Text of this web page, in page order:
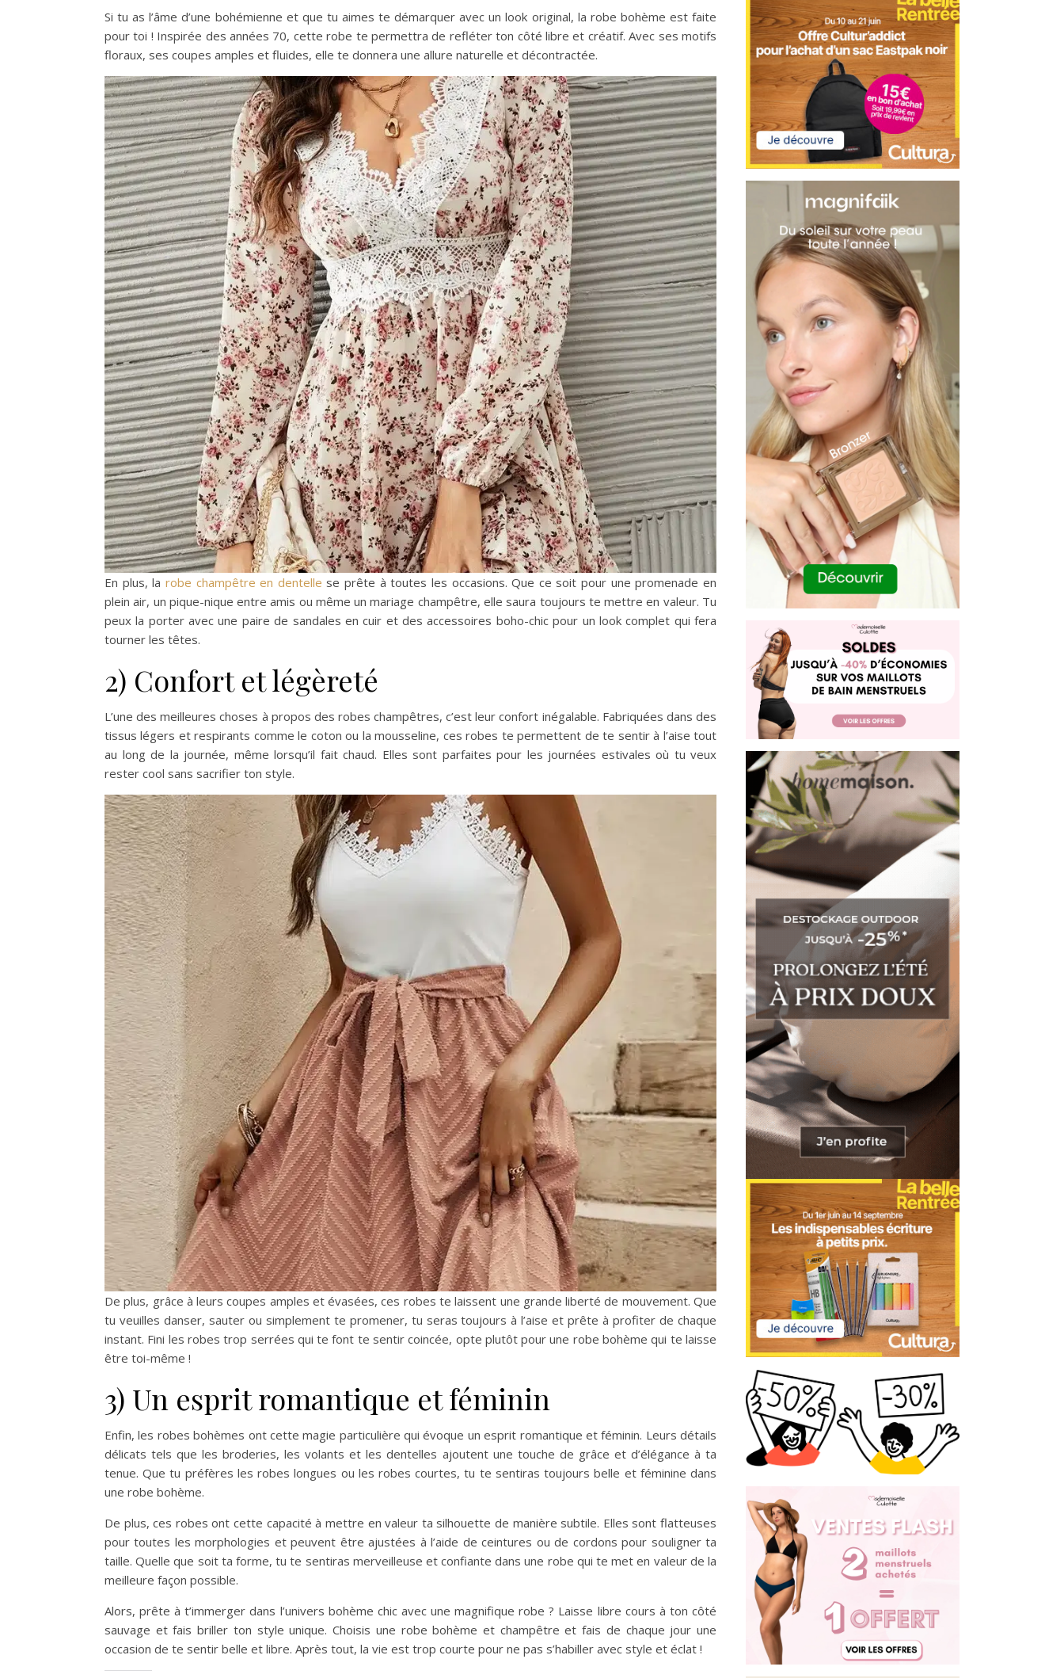
Si tu as l’âme d’une bohémienne et que tu aimes te démarquer avec un look original, la robe bohème est faite
pour toi ! Inspirée des années 70, cette robe te permettra de refléter ton côté libre et créatif. Avec ses motifs
floraux, ses coupes amples et fluides, elle te donnera une allure naturelle et décontractée.
En plus, la robe champêtre en dentelle se prête à toutes les occasions. Que ce soit pour une promenade en
plein air, un pique-nique entre amis ou même un mariage champêtre, elle saura toujours te mettre en valeur. Tu
peux la porter avec une paire de sandales en cuir et des accessoires boho-chic pour un look complet qui fera
tourner les têtes.
2) Confort et légèreté
L’une des meilleures choses à propos des robes champêtres, c’est leur confort inégalable. Fabriquées dans des
tissus légers et respirants comme le coton ou la mousseline, ces robes te permettent de te sentir à l’aise tout
au long de la journée, même lorsqu’il fait chaud. Elles sont parfaites pour les journées estivales où tu veux
rester cool sans sacrifier ton style.
De plus, grâce à leurs coupes amples et évasées, ces robes te laissent une grande liberté de mouvement. Que
tu veuilles danser, sauter ou simplement te promener, tu seras toujours à l’aise et prête à profiter de chaque
instant. Fini les robes trop serrées qui te font te sentir coincée, opte plutôt pour une robe bohème qui te laisse
être toi-même !
3) Un esprit romantique et féminin
Enfin, les robes bohèmes ont cette magie particulière qui évoque un esprit romantique et féminin. Leurs détails
délicats tels que les broderies, les volants et les dentelles ajoutent une touche de grâce et d’élégance à ta
tenue. Que tu préfères les robes longues ou les robes courtes, tu te sentiras toujours belle et féminine dans
une robe bohème.
De plus, ces robes ont cette capacité à mettre en valeur ta silhouette de manière subtile. Elles sont flatteuses
pour toutes les morphologies et peuvent être ajustées à l’aide de ceintures ou de cordons pour souligner ta
taille. Quelle que soit ta forme, tu te sentiras merveilleuse et confiante dans une robe qui te met en valeur de la
meilleure façon possible.
Alors, prête à t’immerger dans l’univers bohème chic avec une magnifique robe ? Laisse libre cours à ton côté
sauvage et fais briller ton style unique. Choisis une robe bohème et champêtre et fais de chaque jour une
occasion de te sentir belle et libre. Après tout, la vie est trop courte pour ne pas s’habiller avec style et éclat !